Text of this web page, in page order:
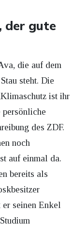
der gute
die auf dem
steht. Die
ist ihr
persönliche
des ZDF.
noch
auf einmal da.
bereits als
seinen Enkel